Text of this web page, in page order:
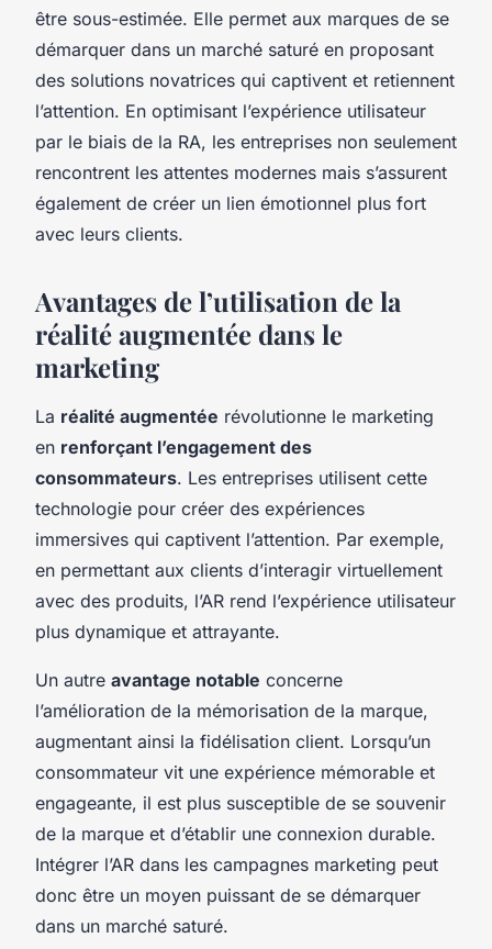
être sous-estimée. Elle permet aux marques de se
démarquer dans un marché saturé en proposant
des solutions novatrices qui captivent et retiennent
l’attention. En optimisant l’expérience utilisateur
par le biais de la RA, les entreprises non seulement
rencontrent les attentes modernes mais s’assurent
également de créer un lien émotionnel plus fort
avec leurs clients.
Avantages de l’utilisation de la
réalité augmentée dans le
marketing
La réalité augmentée révolutionne le marketing
en renforçant l’engagement des
consommateurs. Les entreprises utilisent cette
technologie pour créer des expériences
immersives qui captivent l’attention. Par exemple,
en permettant aux clients d’interagir virtuellement
avec des produits, l’AR rend l’expérience utilisateur
plus dynamique et attrayante.
Un autre avantage notable concerne
l’amélioration de la mémorisation de la marque,
augmentant ainsi la fidélisation client. Lorsqu’un
consommateur vit une expérience mémorable et
engageante, il est plus susceptible de se souvenir
de la marque et d’établir une connexion durable.
Intégrer l’AR dans les campagnes marketing peut
donc être un moyen puissant de se démarquer
dans un marché saturé.